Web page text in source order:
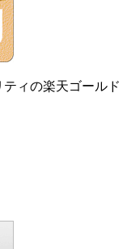
ィの楽天ゴールド